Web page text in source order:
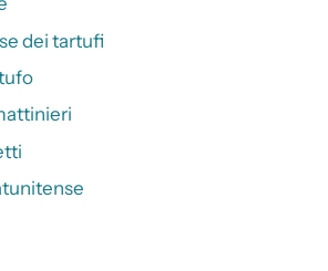
dei tartufi